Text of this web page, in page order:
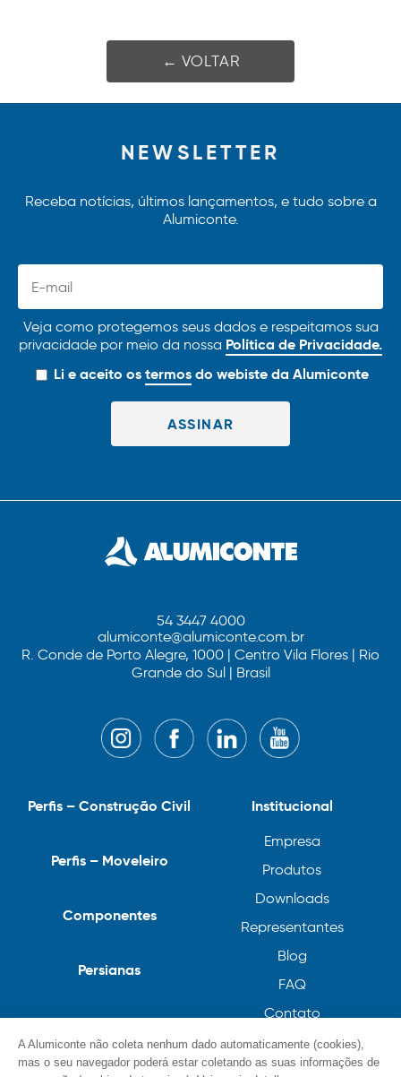
← VOLTAR
NEWSLETTER
Receba notícias, últimos lançamentos, e tudo sobre a
Alumiconte.
Veja como protegemos seus dados e respeitamos sua
privacidade por meio da nossa Política de Privacidade.
Li e aceito ostermosdo webiste da Alumiconte
54 3447 4000
alumiconte@alumiconte.com.br
R. Conde de Porto Alegre, 1000 | Centro Vila Flores | Rio
Grande do Sul | Brasil
Institucional
Empresa
Produtos
Downloads
Representantes
Blog
FAQ
Contato
Trabalhe Conosco
Política de Privacidade
Perfis – Construção Civil
Perfis – Moveleiro
Componentes
Persianas
A Alumiconte não coleta nenhum dado automaticamente (cookies),
mas o seu navegador poderá estar coletando as suas informações de